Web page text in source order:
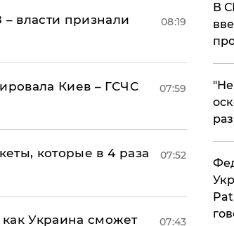
власти признали
08:19
Киев – ГСЧС
07:59
которые в 4 раза
07:52
Украина сможет
07:43
В